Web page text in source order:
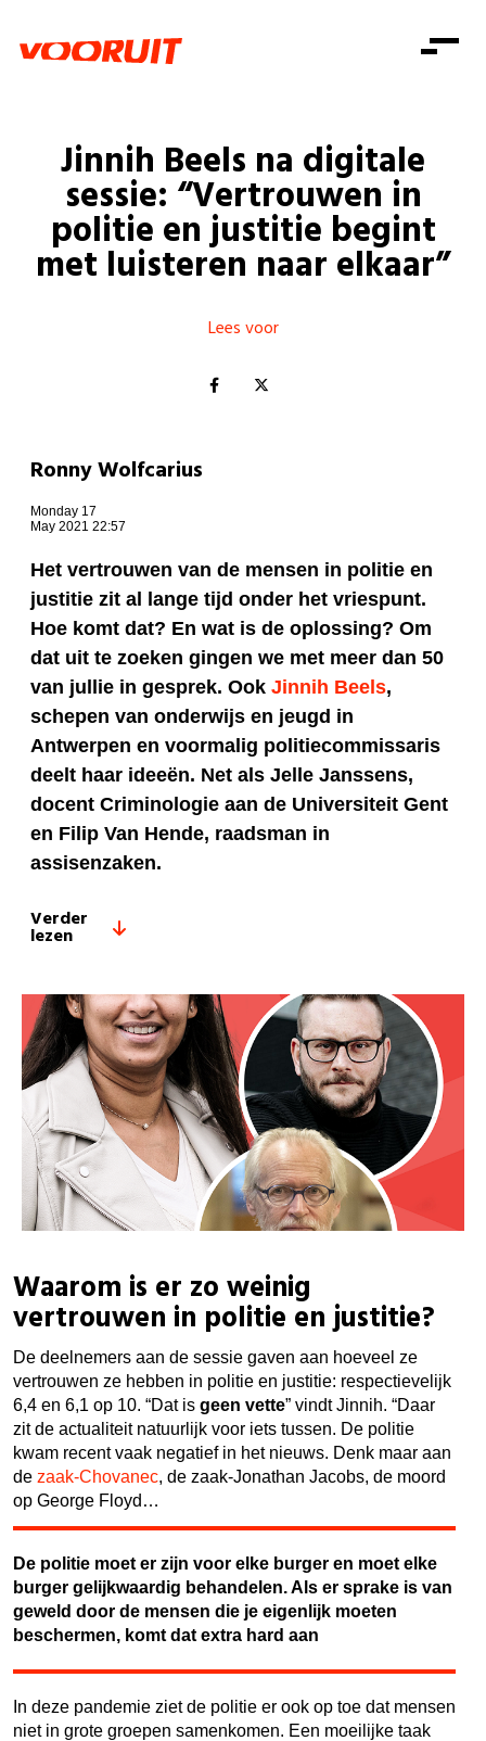
Zorg
Gelijke kansen
Welzijn
Kinderen en jongeren
Onze mensen
Standpunten
Vacatures
Doe mee
Doe mee
Word lid
Shop
Login
Login
Jinnih Beels na digitale
sessie: “Vertrouwen in
politie en justitie begint
met luisteren naar elkaar”
Lees voor
Ronny Wolfcarius
Monday 17
May 2021 22:57
Het vertrouwen van de mensen in politie en
justitie zit al lange tijd onder het vriespunt.
Hoe komt dat? En wat is de oplossing? Om
dat uit te zoeken gingen we met meer dan 50
van jullie in gesprek. Ook Jinnih Beels,
schepen van onderwijs en jeugd in
Antwerpen en voormalig politiecommissaris
deelt haar ideeën. Net als Jelle Janssens,
docent Criminologie aan de Universiteit Gent
en Filip Van Hende, raadsman in
assisenzaken.
Verder
lezen
Waarom is er zo weinig
vertrouwen in politie en justitie?
De deelnemers aan de sessie gaven aan hoeveel ze
vertrouwen ze hebben in politie en justitie: respectievelijk
6,4 en 6,1 op 10. “Dat is geen vette” vindt Jinnih. “Daar
zit de actualiteit natuurlijk voor iets tussen. De politie
kwam recent vaak negatief in het nieuws. Denk maar aan
de zaak-Chovanec, de zaak-Jonathan Jacobs, de moord
op George Floyd…
De politie moet er zijn voor elke burger en moet elke
burger gelijkwaardig behandelen. Als er sprake is van
geweld door de mensen die je eigenlijk moeten
beschermen, komt dat extra hard aan
In deze pandemie ziet de politie er ook op toe dat mensen
niet in grote groepen samenkomen. Een moeilijke taak